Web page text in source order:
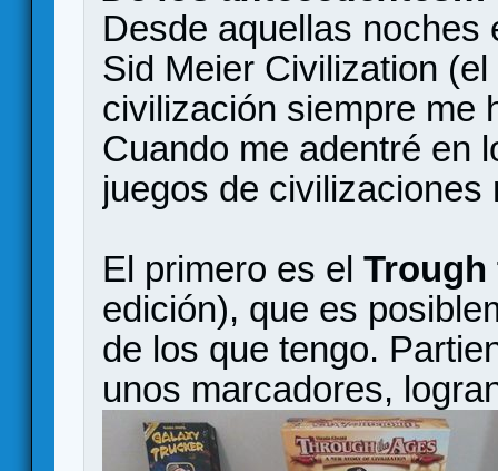
Desde aquellas noches
Sid Meier Civilization
civilización siempre me
Cuando me adentré en
juegos de civilizaciones
El primero es el Trough
edición), que es
de los que tengo.
unos marcadores,